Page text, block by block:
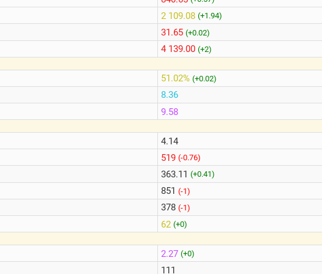
2 109.08 (+1.94)
31.65 (+0.02)
4 139.00 (+2)
51.02% (+0.02)
8.36
9.58
4.14
519 (-0.76)
363.11 (+0.41)
851 (-1)
378 (-1)
62 (+0)
2.27 (+0)
111